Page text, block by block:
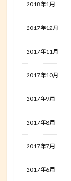
2018年1月
2017年12月
2017年11月
2017年10月
2017年9月
2017年8月
2017年7月
2017年6月